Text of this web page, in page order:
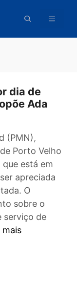
dia de
Ada
(PMN),
de Porto
que está em
ser apreciada
O
sobre o